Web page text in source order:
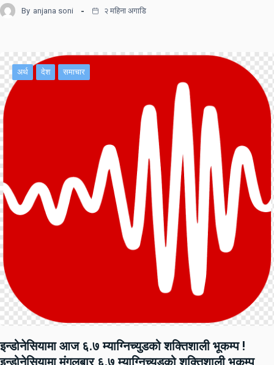
By anjana soni २ महिना अगाडि
अर्थ देश समाचार
इन्डोनेसियामा आज ६.७ म्याग्निच्युडको शक्तिशाली भूकम्प !